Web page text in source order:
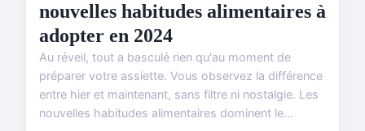
nouvelles habitudes alimentaires à
adopter en 2024
Au réveil, tout a basculé rien qu'au moment de
préparer votre assiette. Vous observez la différence
entre hier et maintenant, sans filtre ni nostalgie. Les
nouvelles habitudes alimentaires dominent le...